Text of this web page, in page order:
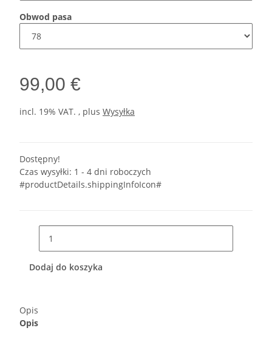
Obwod pasa
99,00 €
incl. 19% VAT. , plus Wysyłka
Dostępny!
Czas wysyłki: 1 - 4 dni roboczych
#productDetails.shippingInfoIcon#
Dodaj do koszyka
Opis
Opis